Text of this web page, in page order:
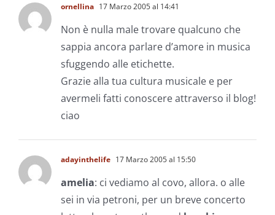
ornellina 17 Marzo 2005 al 14:41
Non è nulla male trovare qualcuno che
sappia ancora parlare d’amore in musica
sfuggendo alle etichette.
Grazie alla tua cultura musicale e per
avermeli fatti conoscere attraverso il blog!
ciao
adayinthelife 17 Marzo 2005 al 15:50
amelia: ci vediamo al covo, allora. o alle
sei in via petroni, per un breve concerto